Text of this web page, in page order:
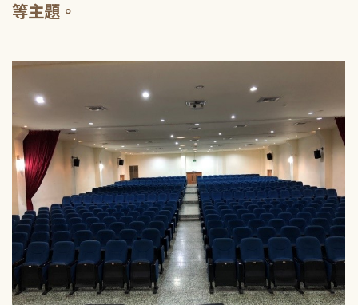
等主題。